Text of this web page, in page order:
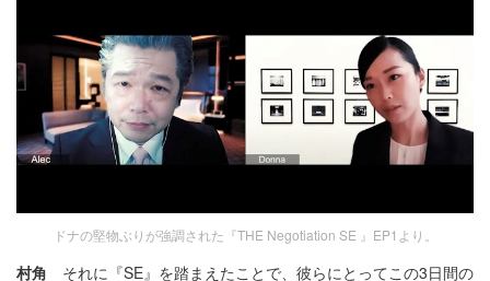
ドナの堅物ぶりが強調された『THE Negotiation SE 』EP1より。
村角 それに『SE』を踏まえたことで、彼らにとってこの3日間の